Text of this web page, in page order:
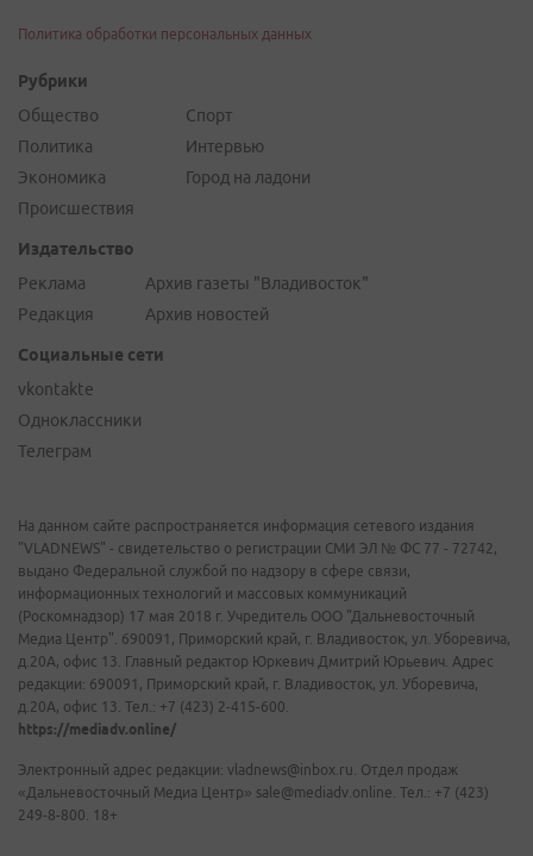
Политика обработки персональных данных
Рубрики
Общество
Политика
Экономика
Происшествия
Спорт
Интервью
Город на ладони
Издательство
Реклама
Редакция
Архив газеты "Владивосток"
Архив новостей
Социальные сети
vkontakte
Одноклассники
Телеграм
На данном сайте распространяется информация сетевого издания
"VLADNEWS" - свидетельство о регистрации СМИ ЭЛ № ФС 77 - 72742,
выдано Федеральной службой по надзору в сфере связи,
информационных технологий и массовых коммуникаций
(Роскомнадзор) 17 мая 2018 г. Учредитель ООО "Дальневосточный
Медиа Центр". 690091, Приморский край, г. Владивосток, ул. Уборевича,
д.20А, офис 13. Главный редактор Юркевич Дмитрий Юрьевич. Адрес
редакции: 690091, Приморский край, г. Владивосток, ул. Уборевича,
д.20А, офис 13. Тел.: +7 (423) 2-415-600.
https://mediadv.online/
Электронный адрес редакции: vladnews@inbox.ru. Отдел продаж
«Дальневосточный Медиа Центр» sale@mediadv.online. Тел.: +7 (423)
249-8-800. 18+